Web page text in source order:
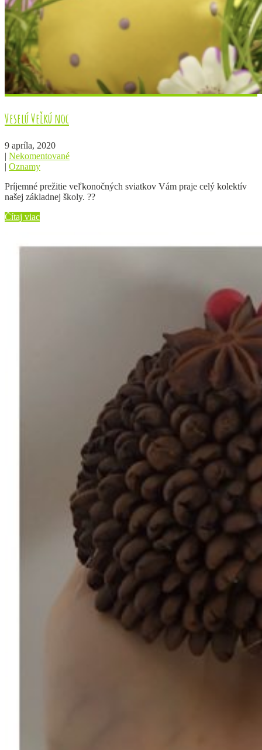
Veselú Veľkú noc
9 apríla, 2020
| Nekomentované
| Oznamy
Príjemné prežitie veľkonočných sviatkov Vám praje celý kolektív
našej základnej školy. ??
Čítaj viac